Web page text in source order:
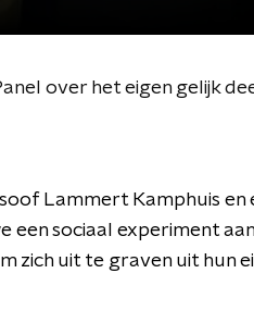
over het eigen gelijk
Lammert Kamphuis en
een sociaal experiment
zich uit te graven uit hun